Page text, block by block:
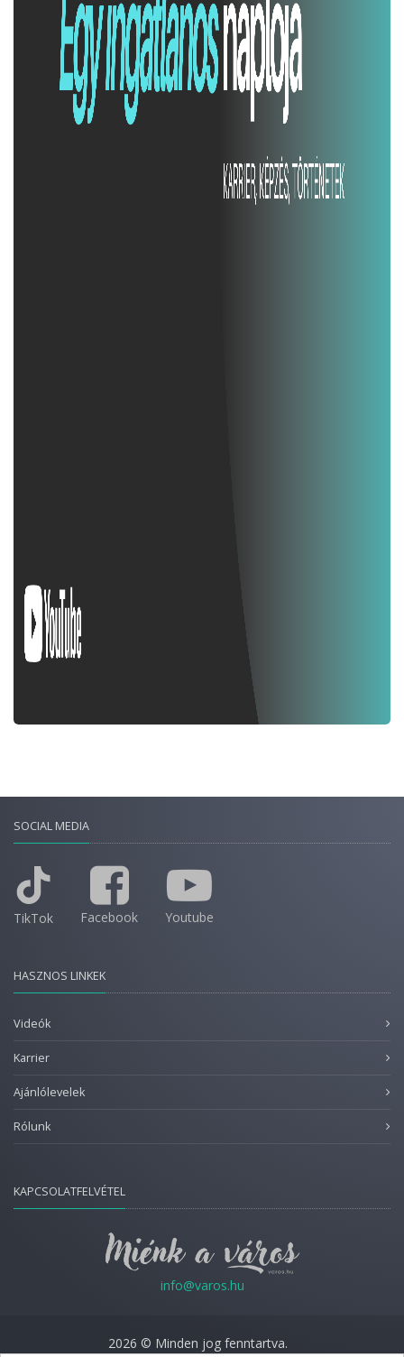
SOCIAL MEDIA
TikTok Facebook Youtube
HASZNOS LINKEK
Videók
Karrier
Ajánlólevelek
Rólunk
KAPCSOLATFELVÉTEL
info@varos.hu
2026 © Minden jog fenntartva.